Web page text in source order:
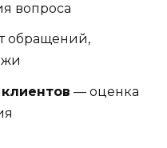
вопроса
обращений,
— оценка